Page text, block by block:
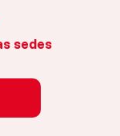
sedes